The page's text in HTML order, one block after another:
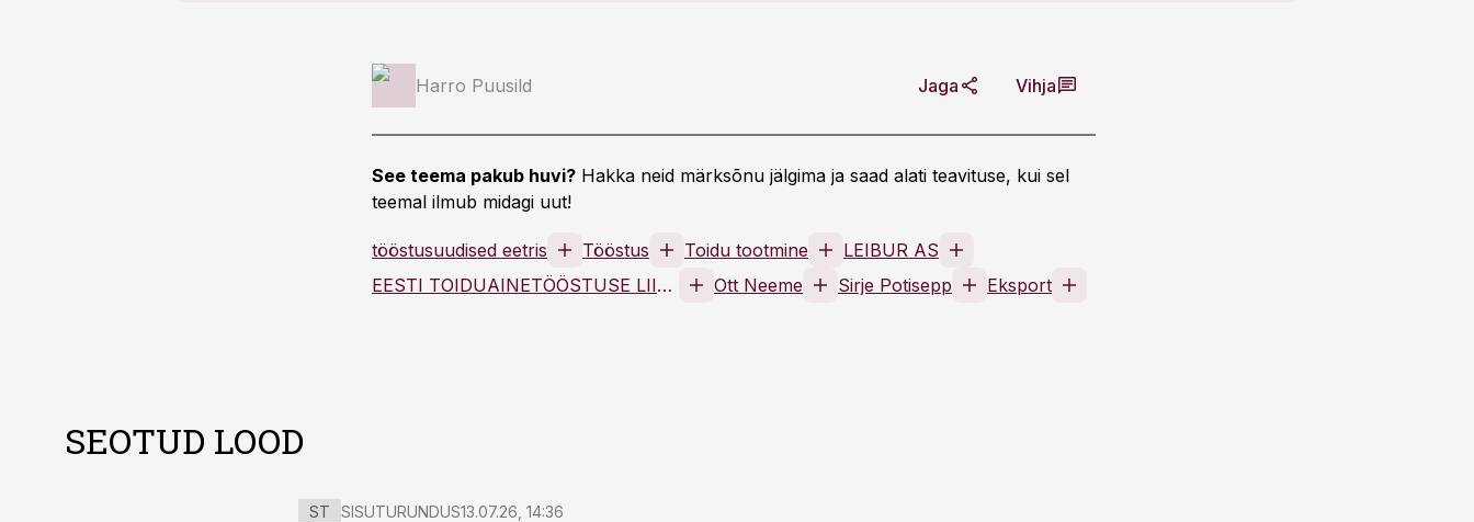
Harro Puusild Jaga Vihja
See teema pakub huvi? Hakka neid märksõnu jälgima ja saad alati teavituse, kui sel
teemal ilmub midagi uut!
tööstusuudised eetris Tööstus Toidu tootmine
LEIBUR AS
EESTI TOIDUAINETÖÖSTUSE LIIT MTÜ
Ott Neeme Sirje Potisepp Eksport
SEOTUD LOOD
ST SISUTURUNDUS13.07.26, 14:36